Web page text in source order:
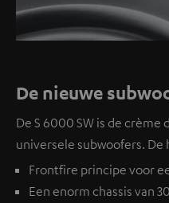
De nieuwe
De S 6000 SW is de crème
universele subwoofers. De
Frontfire principe voor
Een enorm chassis van